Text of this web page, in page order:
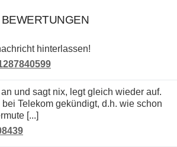
hinterlassen!
Telekom gekündigt, d.h. wie schon
[...]